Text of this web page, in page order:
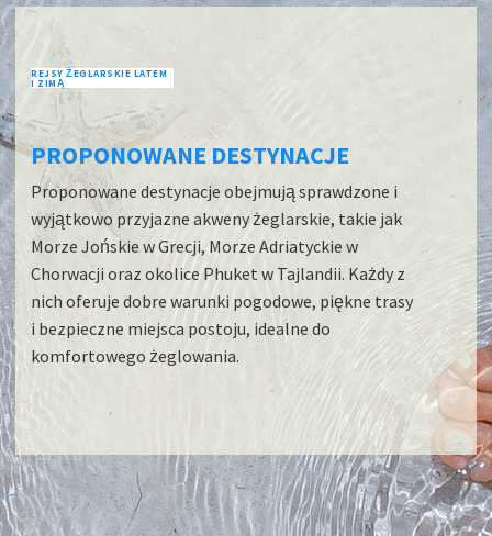
REJSY ŻEGLARSKIE LATEM
I ZIMĄ
PROPONOWANE DESTYNACJE
Proponowane destynacje obejmują sprawdzone i
wyjątkowo przyjazne akweny żeglarskie, takie jak
Morze Jońskie wGrecji, Morze Adriatyckie w
Chorwacji oraz okolice Phuketw Tajlandii. Każdy z
nich oferuje dobre warunki pogodowe, piękne trasy
i bezpieczne miejsca postoju, idealne do
komfortowego żeglowania.